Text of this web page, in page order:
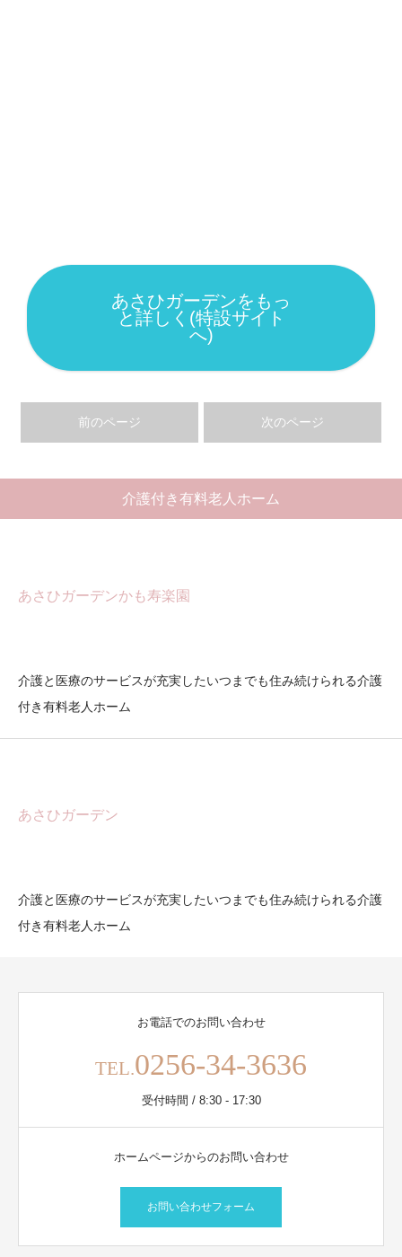
あさひガーデンをもっ
と詳しく(特設サイト
へ)
前のページ 次のページ
介護付き有料老人ホーム
あさひガーデンかも寿楽園
介護と医療のサービスが充実したいつまでも住み続けられる介護
付き有料老人ホーム
あさひガーデン
介護と医療のサービスが充実したいつまでも住み続けられる介護
付き有料老人ホーム
お電話でのお問い合わせ
TEL.0256-34-3636
受付時間 / 8:30 - 17:30
ホームページからのお問い合わせ
お問い合わせフォーム